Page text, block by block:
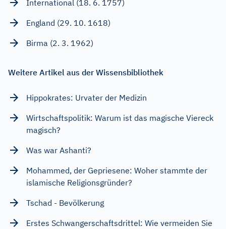
International (18. 6. 1757)
England (29. 10. 1618)
Birma (2. 3. 1962)
Weitere Artikel aus der Wissensbibliothek
Hippokrates: Urvater der Medizin
Wirtschaftspolitik: Warum ist das magische Viereck
magisch?
Was war Ashanti?
Mohammed, der Gepriesene: Woher stammte der
islamische Religionsgründer?
Tschad - Bevölkerung
Erstes Schwangerschaftsdrittel: Wie vermeiden Sie